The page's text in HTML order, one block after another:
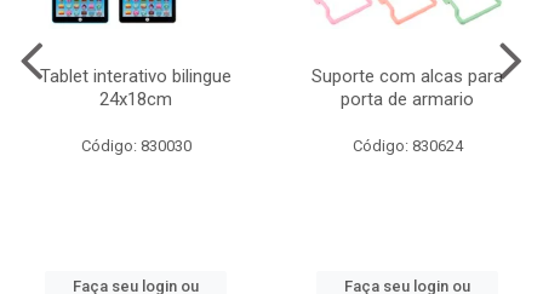
Tablet interativo bilingue
24x18cm
Código: 830030
Faça seu login ou
Suporte com alcas para
porta de armario
Código: 830624
Faça seu login ou